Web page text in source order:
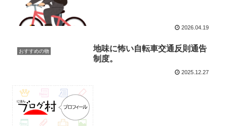
2026.04.19
おすすめの物
地味に怖い自転車交通反則通告
制度。
2025.12.27